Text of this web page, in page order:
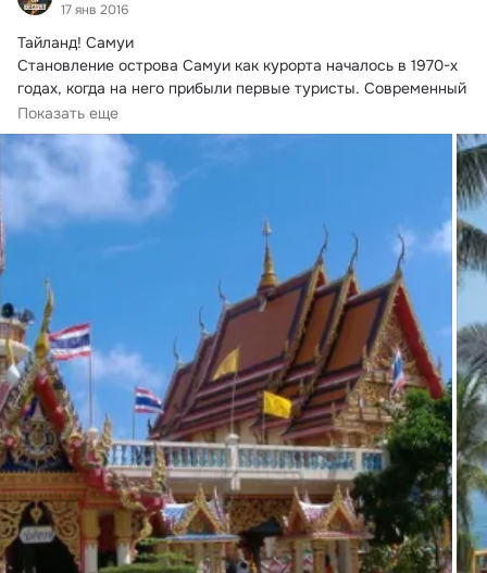
17 янв 2016
Тайланд! Самуи
Становление острова Самуи как курорта началось в 1970-х
годах, когда на него прибыли первые туристы. Современный
Самуи...
Показать еще